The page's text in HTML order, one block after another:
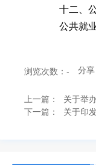
十二、公
公共就业
浏览次数： - 分享
上一篇：
关于举
下一篇：
关于印